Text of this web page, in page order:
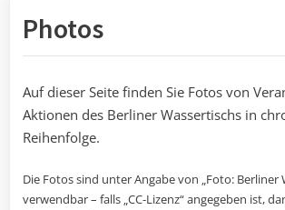
Photos
Auf dieser Seite finden Sie Fotos von
Aktionen des Berliner Wassertischs in
Reihenfolge.
Die Fotos sind unter Angabe von „Foto: Berliner
verwendbar – falls „CC-Lizenz“ angegeben ist,